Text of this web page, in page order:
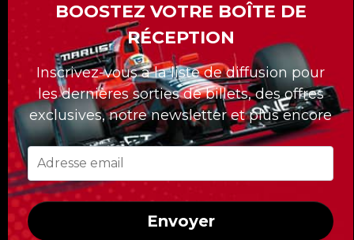
nos forfaits sur mesures pour nos clients.
Quelle que soit la course à laquelle vous
voulez assister, Formula Tours vous propose
les meilleurs billets disponibles, des hôtels
de première classe, des transferts privés au
circuit et un accès uniquement réservé aux
clients de Formula Tours !
BOOSTEZ VOTRE BOÎTE DE
RÉCEPTION
Inscrivez-vous à la liste de diffusion pour
les dernières sorties de billets, des offres
exclusives, notre newsletter et plus encore
Envoyer